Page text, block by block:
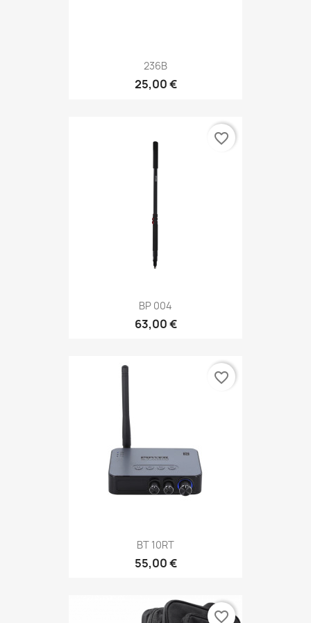
236B
25,00 €
BP 004
63,00 €
favorite_border
BT 10RT
55,00 €
favorite_border
favorite_border